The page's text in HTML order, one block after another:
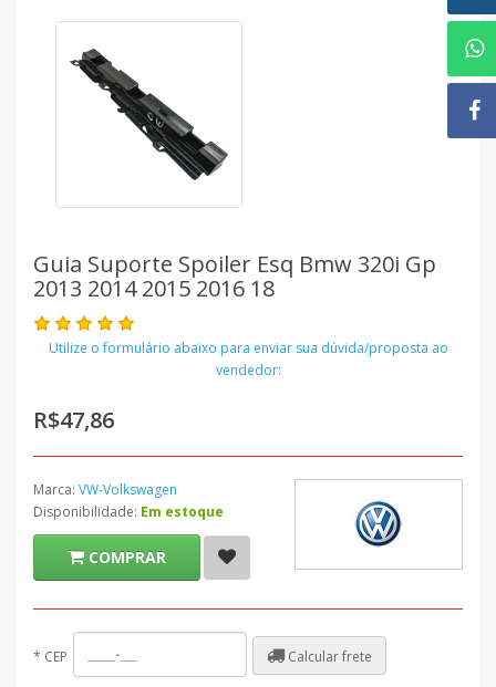
Guia Suporte Spoiler Esq Bmw 320i Gp
2013 2014 2015 2016 18
Utilize o formulário abaixo para enviar sua dúvida/proposta ao
vendedor:
R$47,86
Marca: VW-Volkswagen
Disponibilidade: Em estoque
COMPRAR
* CEP Calcular frete